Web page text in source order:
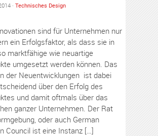
· Technisches Design
sind für Unternehmen nur
ein Erfolgsfaktor, als dass sie in
marktfähige wie neuartige
umgesetzt werden können. Das
der Neuentwicklungen ist dabei
über den Erfolg des
und damit oftmals über das
ganzer Unternehmen. Der Rat
oder auch German
Council ist eine Instanz […]